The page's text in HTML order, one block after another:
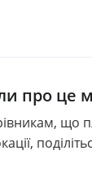
про це
що